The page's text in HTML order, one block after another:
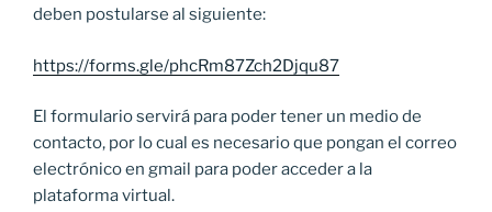
deben postularse al siguiente:
https://forms.gle/phcRm87Zch2Djqu87
El formulario servirá para poder tener un medio de
contacto, por lo cual es necesario que pongan el correo
electrónico en gmail para poder acceder a la
plataforma virtual.